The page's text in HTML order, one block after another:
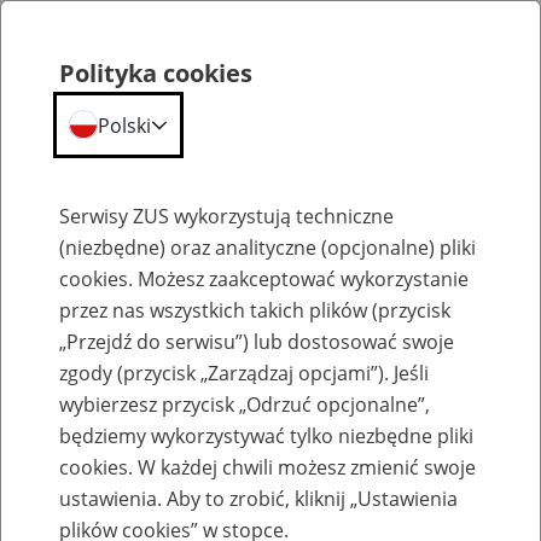
Emerytury
Baza zlikwidowanych lub
przekształconych zakładów pracy
Polityka cookies
Polski
Serwisy ZUS wykorzystują techniczne
(niezbędne) oraz analityczne (opcjonalne) pliki
cookies. Możesz zaakceptować wykorzystanie
przez nas wszystkich takich plików (przycisk
„Przejdź do serwisu”) lub dostosować swoje
zgody (przycisk „Zarządzaj opcjami”). Jeśli
wybierzesz przycisk „Odrzuć opcjonalne”,
będziemy wykorzystywać tylko niezbędne pliki
cookies. W każdej chwili możesz zmienić swoje
ustawienia. Aby to zrobić, kliknij „Ustawienia
plików cookies” w stopce.